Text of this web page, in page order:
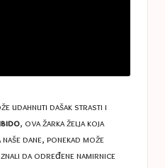
udahnuti dašak strasti i
, ova žarka želja koja
dane, ponekad može
da određene namirnice